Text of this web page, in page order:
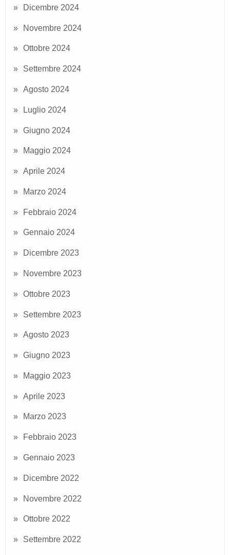
Dicembre 2024
Novembre 2024
Ottobre 2024
Settembre 2024
Agosto 2024
Luglio 2024
Giugno 2024
Maggio 2024
Aprile 2024
Marzo 2024
Febbraio 2024
Gennaio 2024
Dicembre 2023
Novembre 2023
Ottobre 2023
Settembre 2023
Agosto 2023
Giugno 2023
Maggio 2023
Aprile 2023
Marzo 2023
Febbraio 2023
Gennaio 2023
Dicembre 2022
Novembre 2022
Ottobre 2022
Settembre 2022